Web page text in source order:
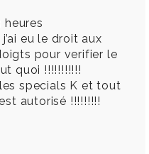
eu le droit aux
pour verifier le
quoi !!!!!!!!!!!
specials K et tout
autorisé !!!!!!!!!